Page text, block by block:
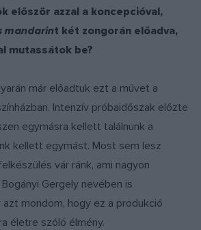
először azzal a koncepcióval,
mandarint két zongorán előadva,
mutassátok be?
már előadtuk ezt a művet a
Intenzív próbaidőszak előzte
egymásra kellett találnunk a
kellett egymást. Most sem lesz
vár ránk, ami nagyon
Gergely nevében is
mondom, hogy ez a produkció
életre szóló élmény.